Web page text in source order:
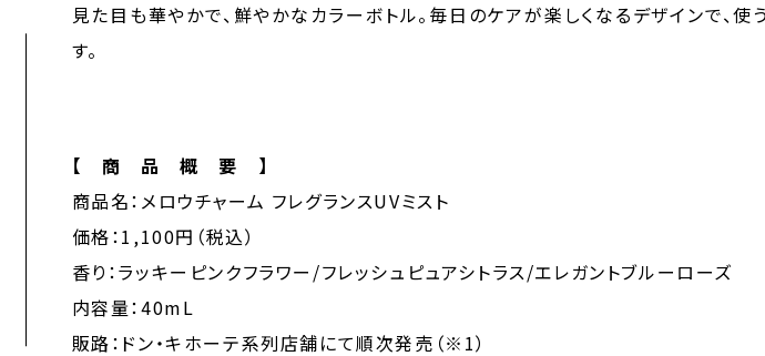
見た目も華やかで、鮮やかなカラーボトル。毎日のケアが楽しくなるデザインで、
す。
【 商 品 概 要 】
商品名：メロウチャーム フレグランスUVミスト
価格：1,100円（税込）
香り：ラッキーピンクフラワー/フレッシュピュアシトラス/エレガントブルーローズ
内容量：40mL
販路：ドン・キホーテ系列店舗にて順次発売（※1）